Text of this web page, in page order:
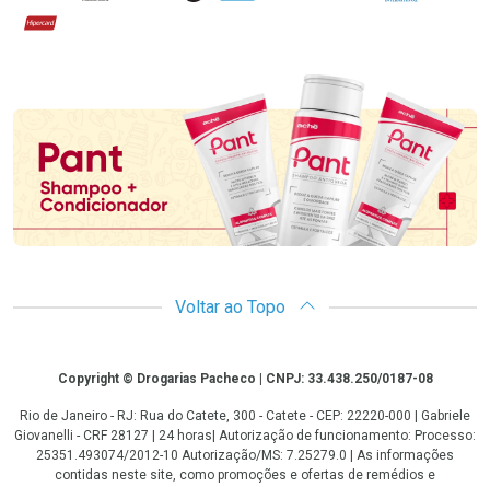
Hipercard
Promoção em Destaque
Voltar ao Topo
CopyrightCopyright © Drogarias Pacheco | CNPJ: 33.438.250/0187-08
Rio de Janeiro - RJ: Rua do Catete, 300 - Catete - CEP: 22220-000 | Gabriele
Giovanelli - CRF 28127 | 24 horas| Autorização de funcionamento: Processo:
25351.493074/2012-10 Autorização/MS: 7.25279.0 | As informações
contidas neste site, como promoções e ofertas de remédios e